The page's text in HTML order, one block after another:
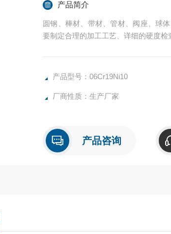
产品简介
圆钢、棒材、带材、管材、阀座、球
要制定合理的加工工艺、详细的硬度检
产品型号：06Cr19Ni10
厂商性质：生产厂家
产品咨询